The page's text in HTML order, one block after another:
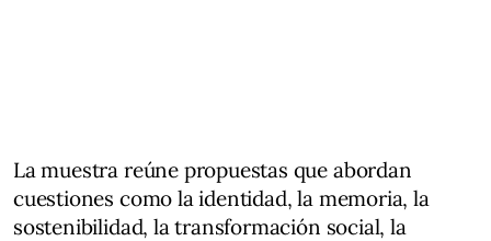
La muestra reúne propuestas que abordan
cuestiones como la identidad, la memoria, la
sostenibilidad, la transformación social, la